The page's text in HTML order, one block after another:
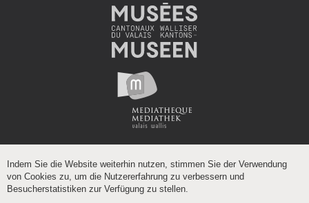
Indem Sie die Website weiterhin nutzen, stimmen Sie der Verwendung
von Cookies zu, um die Nutzererfahrung zu verbessern und
Besucherstatistiken zur Verfügung zu stellen.